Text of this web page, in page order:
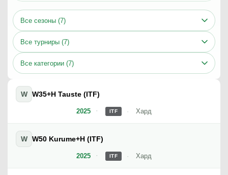
Все сезоны (7)
Все турниры (7)
Все категории (7)
2025
W W35+H Tauste (ITF)
ITF Хард
2025
W W50 Kurume+H (ITF)
ITF Хард